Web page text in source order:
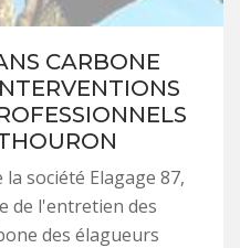
CARBONE
société Elagage 87,
de l'entretien des
des élagueurs